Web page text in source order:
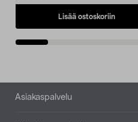
Lisää ostoskoriin
Alatunniste
Asiakaspalvelu